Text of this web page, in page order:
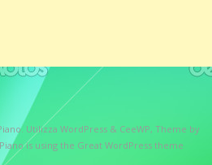
. Utilizza WordPress& CeeWP, Theme by
is using the Great WordPress theme